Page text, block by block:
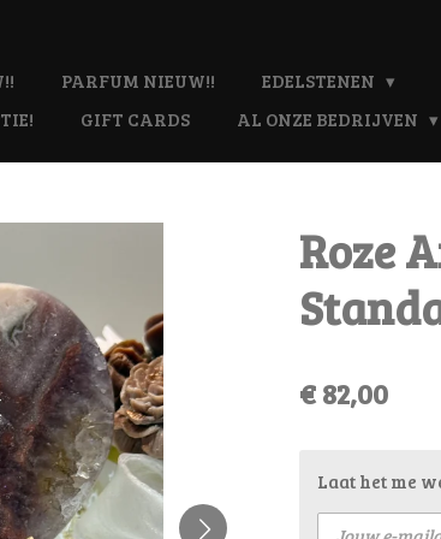
PARFUM NIEUW!! EDELSTENEN
GIFT CARDS AL ONZE BEDRIJVEN
Roze
€ 82,00
Laat het me